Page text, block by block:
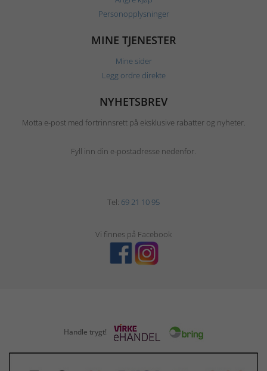
Personopplysninger
MINE TJENESTER
Mine sider
Legg ordre direkte
NYHETSBREV
Motta e-post med fortrinnsrett på eksklusive rabatter og nyheter.
Fyll inn din e-postadresse nedenfor.
Tel: 69 21 10 95
Vi finnes på Facebook
Handle trygt!